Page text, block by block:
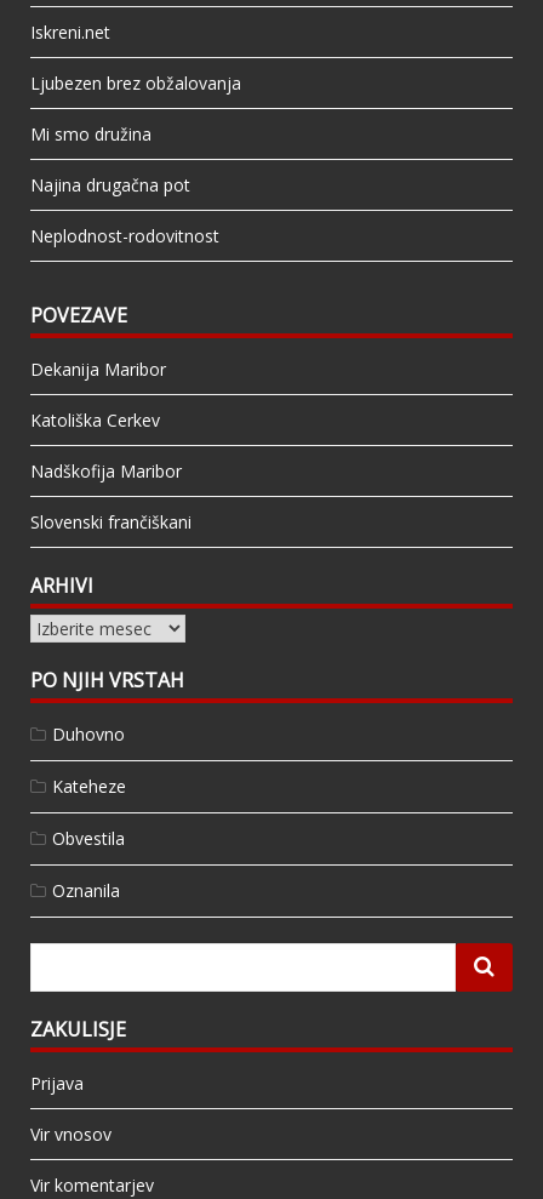
Iskreni.net
Ljubezen brez obžalovanja
Mi smo družina
Najina drugačna pot
Neplodnost-rodovitnost
POVEZAVE
Dekanija Maribor
Katoliška Cerkev
Nadškofija Maribor
Slovenski frančiškani
ARHIVI
Arhivi
PO NJIH VRSTAH
Duhovno
Kateheze
Obvestila
Oznanila
ZAKULISJE
Prijava
Vir vnosov
Vir komentarjev